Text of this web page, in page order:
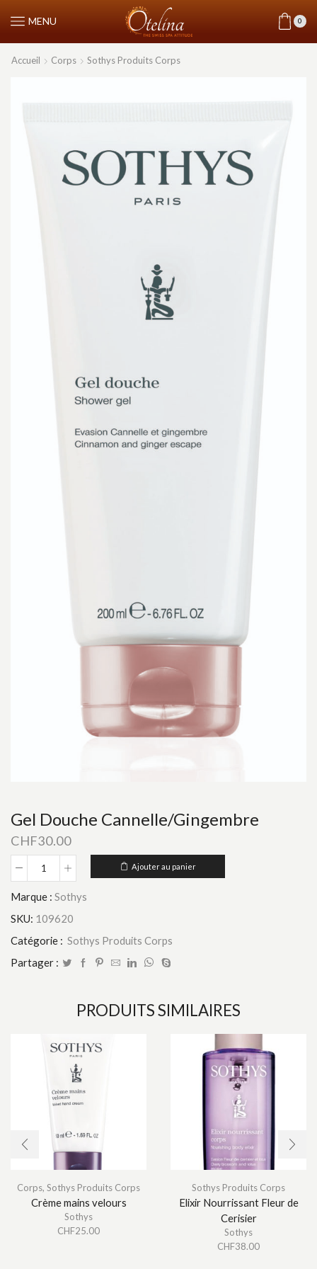
MENU 0
Accueil Corps Sothys Produits Corps
Gel Douche Cannelle/Gingembre
CHF30.00
quantité
Gel
Douche
Cannelle/Gingembre
Ajouter au panier
Marque : Sothys
SKU: 109620
Catégorie : Sothys Produits Corps
Partager :
PRODUITS SIMILAIRES
Corps, Sothys Produits Corps
Crème mains velours
Sothys
CHF25.00
Sothys Produits Corps
Elixir Nourrissant Fleur de
Cerisier
Sothys
CHF38.00